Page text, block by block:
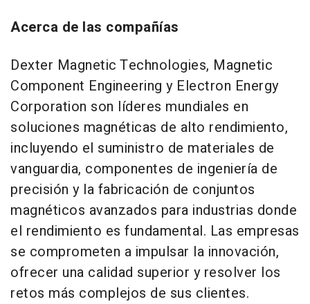
Acerca de las compañías
Dexter Magnetic Technologies, Magnetic
Component Engineering y Electron Energy
Corporation son líderes mundiales en
soluciones magnéticas de alto rendimiento,
incluyendo el suministro de materiales de
vanguardia, componentes de ingeniería de
precisión y la fabricación de conjuntos
magnéticos avanzados para industrias donde
el rendimiento es fundamental. Las empresas
se comprometen a impulsar la innovación,
ofrecer una calidad superior y resolver los
retos más complejos de sus clientes.